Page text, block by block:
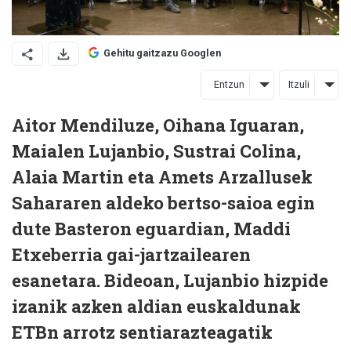
Gehitu gaitzazu Googlen
Entzun Itzuli
Aitor Mendiluze, Oihana Iguaran,
Maialen Lujanbio, Sustrai Colina,
Alaia Martin eta Amets Arzallusek
Sahararen aldeko bertso-saioa egin
dute Basteron eguardian, Maddi
Etxeberria gai-jartzailearen
esanetara. Bideoan, Lujanbio hizpide
izanik azken aldian euskaldunak
ETBn arrotz sentiarazteagatik